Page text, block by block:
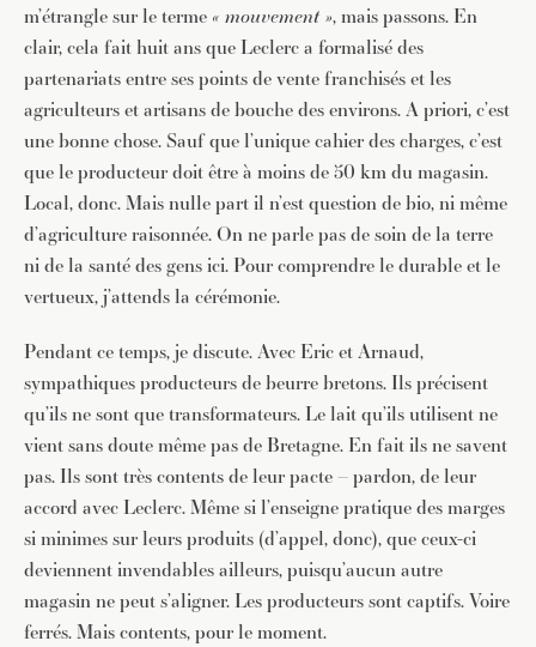
m’étrangle sur le terme « mouvement », mais passons. En
clair, cela fait huit ans que Leclerc a formalisé des
partenariats entre ses points de vente franchisés et les
agriculteurs et artisans de bouche des environs. A priori, c’est
une bonne chose. Sauf que l’unique cahier des charges, c’est
que le producteur doit être à moins de 50 km du magasin.
Local, donc. Mais nulle part il n’est question de bio, ni même
d’agriculture raisonnée. On ne parle pas de soin de la terre
ni de la santé des gens ici. Pour comprendre le durable et le
vertueux, j’attends la cérémonie.
Pendant ce temps, je discute. Avec Eric et Arnaud,
sympathiques producteurs de beurre bretons. Ils précisent
qu’ils ne sont que transformateurs. Le lait qu’ils utilisent ne
vient sans doute même pas de Bretagne. En fait ils ne savent
pas. Ils sont très contents de leur pacte – pardon, de leur
accord avec Leclerc. Même si l’enseigne pratique des marges
si minimes sur leurs produits (d’appel, donc), que ceux-ci
deviennent invendables ailleurs, puisqu’aucun autre
magasin ne peut s’aligner. Les producteurs sont captifs. Voire
ferrés. Mais contents, pour le moment.